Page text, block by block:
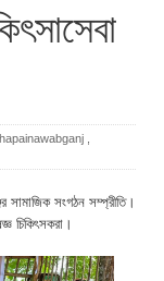
সামাজিক সংগঠন সম্প্রীতি।
চিকিৎসকরা।